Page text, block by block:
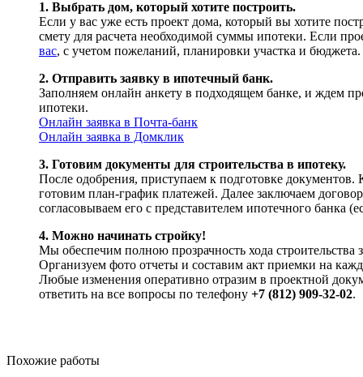
1. Выбрать дом, который хотите построить.
Если у вас уже есть проект дома, который вы хотите
смету для расчета необходимой суммы ипотеки. Если
вас, с учетом пожеланий, планировки участка и бюджета.
2. Отправить заявку в ипотечный банк.
Заполняем онлайн анкету в подходящем банке, и ждем
ипотеки.
Онлайн заявка в Почта-банк
Онлайн заявка в Домклик
3. Готовим документы для строительства в ипотеку.
После одобрения, приступаем к подготовке документов.
готовим план-график платежей. Далее заключаем
согласовываем его с представителем ипотечного банка
4. Можно начинать стройку!
Мы обеспечим полною прозрачность хода строительства
Организуем фото отчеты и составим акт приемки на
Любые изменения оперативно отразим в проектной
ответить на все вопросы по телефону +7 (812) 909-32-02.
Похожие работы